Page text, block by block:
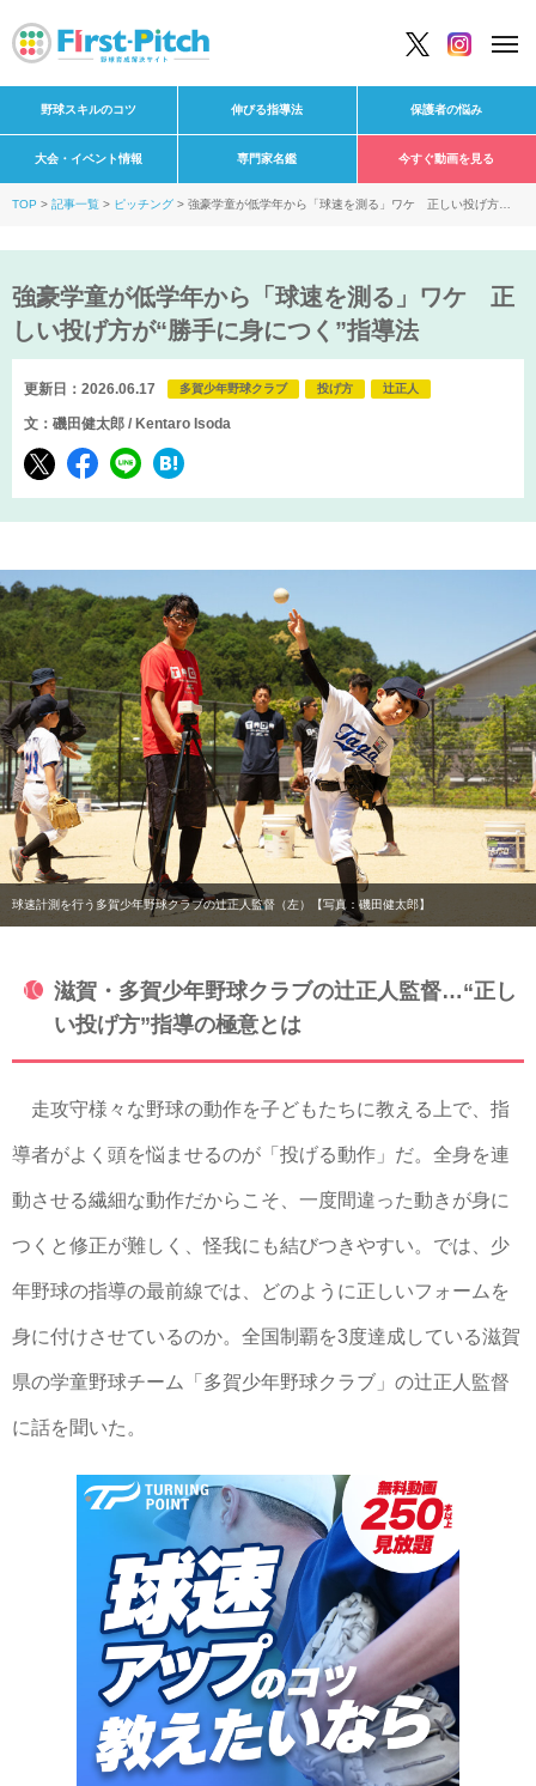
野球スキルのコツ 伸びる指導法 保護者の悩み
大会・イベント情報 専門家名鑑 今すぐ動画を見る
TOP 記事一覧 ピッチング
強豪学童が低学年から「球速を測る」ワケ 正しい投げ方
強豪学童が低学年から「球速を測る」ワケ 正
しい投げ方が“勝手に身につく”指導法
更新日：2026.06.17 多賀少年野球クラブ 投げ方 辻正人
文：磯田健太郎 / Kentaro Isoda
球速計測を行う多賀少年野球クラブの辻正人監督（左）【写真：磯田健太郎】
滋賀・多賀少年野球クラブの辻正人監督…“正し
い投げ方”指導の極意とは
走攻守様々な野球の動作を子どもたちに教える上で、指
導者がよく頭を悩ませるのが「投げる動作」だ。全身を連
動させる繊細な動作だからこそ、一度間違った動きが身に
つくと修正が難しく、怪我にも結びつきやすい。では、少
年野球の指導の最前線では、どのように正しいフォームを
身に付けさせているのか。全国制覇を3度達成している滋賀
県の学童野球チーム「多賀少年野球クラブ」の辻正人監督
に話を聞いた。